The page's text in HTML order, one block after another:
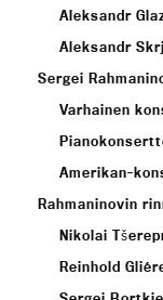
Aleksandr
Aleksandr
Sergei
Varhainen
Amerikan-
Rahmaninovin
Nikolai
Reinhold